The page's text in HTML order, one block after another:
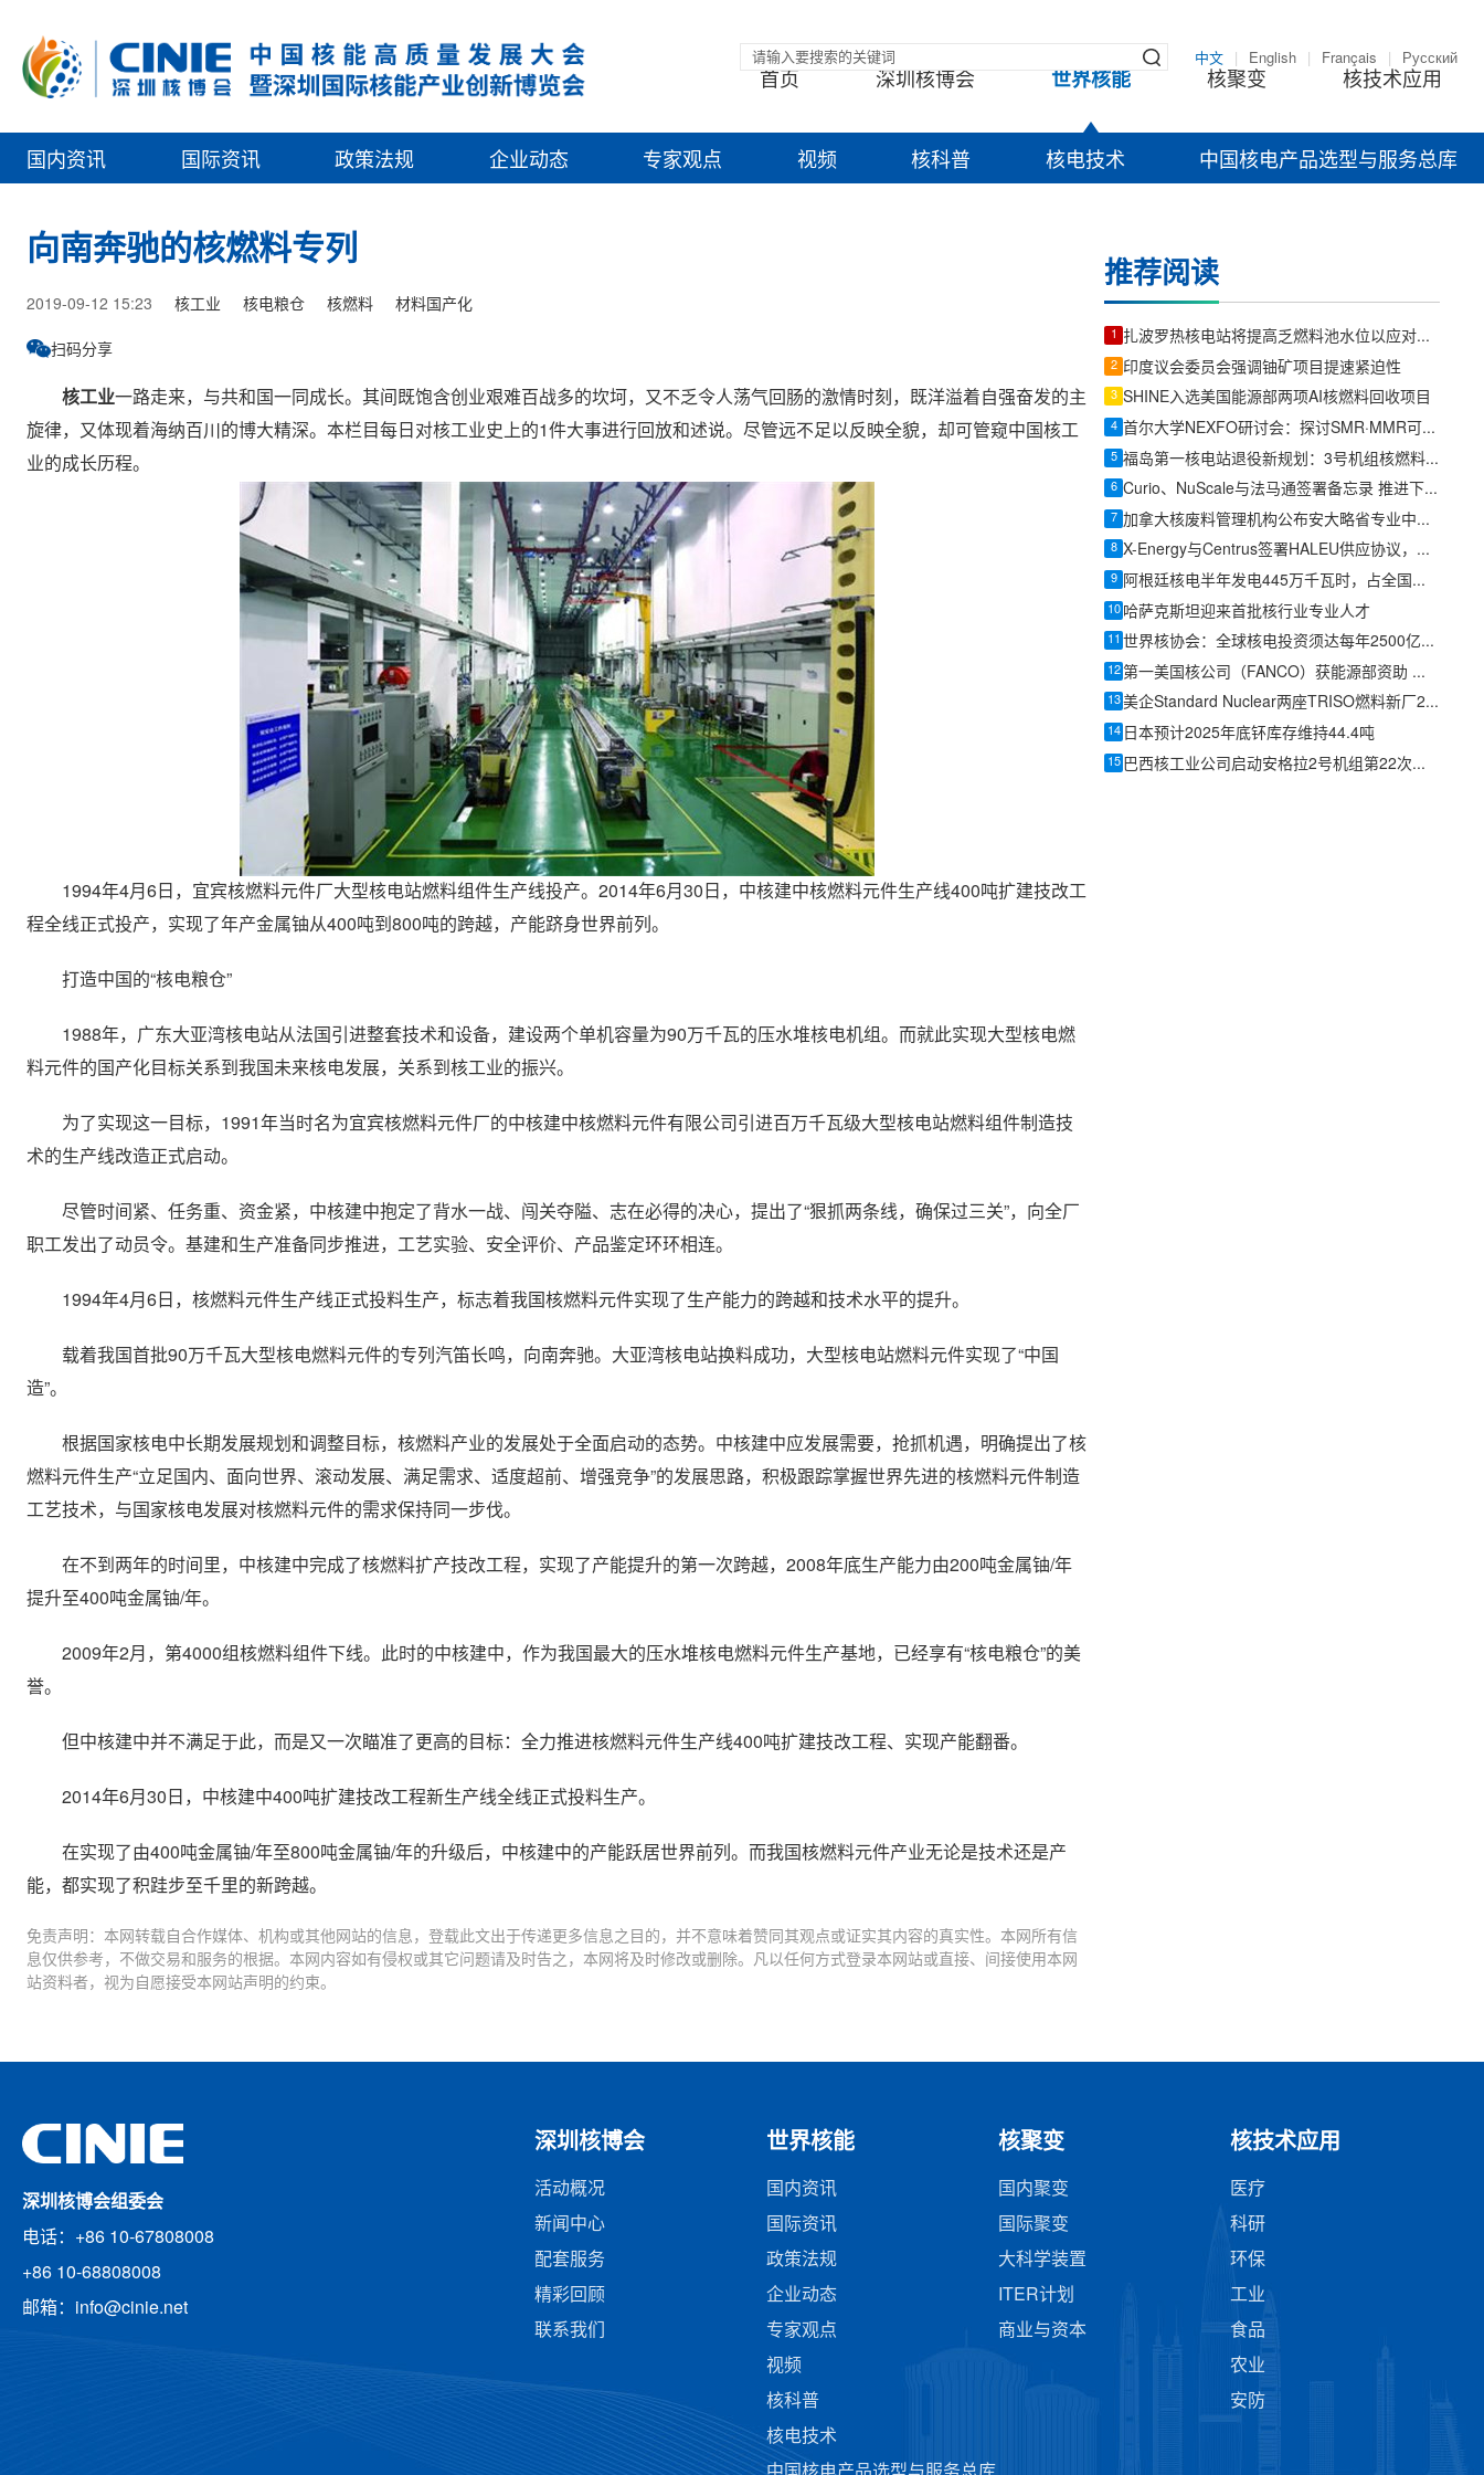
中文 English Français Русский
首页 深圳核博会 世界核能 核聚变 核技术应用
国内资讯 国际资讯 政策法规 企业动态 专家观点 视频 核科普 核电技术 中国核电产品选型与服务总库
向南奔驰的核燃料专列
2019-09-12 15:23 核工业 核电粮仓 核燃料 材料国产化
扫码分享
核工业一路走来，与共和国一同成长。其间既饱含创业艰难百战多的坎坷，又不乏令人荡气回肠的激情时刻，既洋溢着自强奋发的主
旋律，又体现着海纳百川的博大精深。本栏目每日对核工业史上的1件大事进行回放和述说。尽管远不足以反映全貌，却可管窥中国核工
业的成长历程。
1994年4月6日，宜宾核燃料元件厂大型核电站燃料组件生产线投产。2014年6月30日，中核建中核燃料元件生产线400吨扩建技改工
程全线正式投产，实现了年产金属铀从400吨到800吨的跨越，产能跻身世界前列。
打造中国的“核电粮仓”
1988年，广东大亚湾核电站从法国引进整套技术和设备，建设两个单机容量为90万千瓦的压水堆核电机组。而就此实现大型核电燃
料元件的国产化目标关系到我国未来核电发展，关系到核工业的振兴。
为了实现这一目标，1991年当时名为宜宾核燃料元件厂的中核建中核燃料元件有限公司引进百万千瓦级大型核电站燃料组件制造技
术的生产线改造正式启动。
尽管时间紧、任务重、资金紧，中核建中抱定了背水一战、闯关夺隘、志在必得的决心，提出了“狠抓两条线，确保过三关”，向全厂
职工发出了动员令。基建和生产准备同步推进，工艺实验、安全评价、产品鉴定环环相连。
1994年4月6日，核燃料元件生产线正式投料生产，标志着我国核燃料元件实现了生产能力的跨越和技术水平的提升。
载着我国首批90万千瓦大型核电燃料元件的专列汽笛长鸣，向南奔驰。大亚湾核电站换料成功，大型核电站燃料元件实现了“中国
造”。
根据国家核电中长期发展规划和调整目标，核燃料产业的发展处于全面启动的态势。中核建中应发展需要，抢抓机遇，明确提出了核
燃料元件生产“立足国内、面向世界、滚动发展、满足需求、适度超前、增强竞争”的发展思路，积极跟踪掌握世界先进的核燃料元件制造
工艺技术，与国家核电发展对核燃料元件的需求保持同一步伐。
在不到两年的时间里，中核建中完成了核燃料扩产技改工程，实现了产能提升的第一次跨越，2008年底生产能力由200吨金属铀/年
提升至400吨金属铀/年。
2009年2月，第4000组核燃料组件下线。此时的中核建中，作为我国最大的压水堆核电燃料元件生产基地，已经享有“核电粮仓”的美
誉。
但中核建中并不满足于此，而是又一次瞄准了更高的目标：全力推进核燃料元件生产线400吨扩建技改工程、实现产能翻番。
2014年6月30日，中核建中400吨扩建技改工程新生产线全线正式投料生产。
在实现了由400吨金属铀/年至800吨金属铀/年的升级后，中核建中的产能跃居世界前列。而我国核燃料元件产业无论是技术还是产
能，都实现了积跬步至千里的新跨越。
免责声明：本网转载自合作媒体、机构或其他网站的信息，登载此文出于传递更多信息之目的，并不意味着赞同其观点或证实其内容的真实性。本网所有信
息仅供参考，不做交易和服务的根据。本网内容如有侵权或其它问题请及时告之，本网将及时修改或删除。凡以任何方式登录本网站或直接、间接使用本网
站资料者，视为自愿接受本网站声明的约束。
推荐阅读
1 扎波罗热核电站将提高乏燃料池水位以应对断电风险
2 印度议会委员会强调铀矿项目提速紧迫性
3 SHINE入选美国能源部两项AI核燃料回收项目
4 首尔大学NEXFO研讨会：探讨SMR·MMR可持续发展解决方案
5 福岛第一核电站退役新规划：3号机组核燃料碎片取出前将优先内部调查
6 Curio、NuScale与法马通签署备忘录 推进下一代核燃料循环方案
7 加拿大核废料管理机构公布安大略省专业中心最终设计
8 X-Energy与Centrus签署HALEU供应协议，美国先进核燃料供应链提速
9 阿根廷核电半年发电445万千瓦时，占全国电力7%以上、满足600万人居民用电
10 哈萨克斯坦迎来首批核行业专业人才
11 世界核协会：全球核电投资须达每年2500亿美元，方能支撑2050年三倍装机目标
12 第一美国核公司（FANCO）获能源部资助 加速新型核反应堆研发
13 美企Standard Nuclear两座TRISO燃料新厂2026年内投产，美国独立产能再扩容
14 日本预计2025年底钚库存维持44.4吨
15 巴西核工业公司启动安格拉2号机组第22次换料燃料生产
深圳核博会组委会
电话：+86 10-67808008
+86 10-68808008
邮箱：info@cinie.net
深圳核博会
活动概况
新闻中心
配套服务
精彩回顾
联系我们
世界核能
国内资讯
国际资讯
政策法规
企业动态
专家观点
视频
核科普
核电技术
核聚变
国内聚变
国际聚变
大科学装置
ITER计划
商业与资本
核技术应用
医疗
科研
环保
工业
食品
农业
安防